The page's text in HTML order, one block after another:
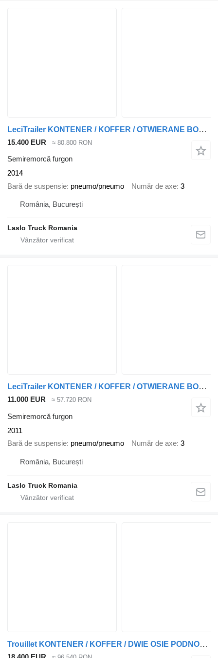
LeciTrailer KONTENER / KOFFER / OTWIERANE BOKI / MOCNA PODŁOGA SZYNA DESKA
15.400 EUR ≈ 80.800 RON
Semiremorcă furgon
2014
Bară de suspensie pneumo/pneumo Număr de axe 3
România, București
Laslo Truck Romania
LeciTrailer KONTENER / KOFFER / OTWIERANE BOKI / MOCNA PODŁOGA SZYNA DESKA
11.000 EUR ≈ 57.720 RON
Semiremorcă furgon
2011
Bară de suspensie pneumo/pneumo Număr de axe 3
România, București
Laslo Truck Romania
Trouillet KONTENER / KOFFER / DWIE OSIE PODNOSZONE / SAF / BARDZO MOCNA